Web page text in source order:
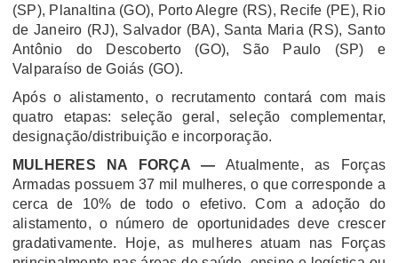
(SP), Planaltina (GO), Porto Alegre (RS), Recife (PE), Rio
de Janeiro (RJ), Salvador (BA), Santa Maria (RS), Santo
Antônio do Descoberto (GO), São Paulo (SP) e
Valparaíso de Goiás (GO).
Após o alistamento, o recrutamento contará com mais
quatro etapas: seleção geral, seleção complementar,
designação/distribuição e incorporação.
MULHERES NA FORÇA — Atualmente, as Forças
Armadas possuem 37 mil mulheres, o que corresponde a
cerca de 10% de todo o efetivo. Com a adoção do
alistamento, o número de oportunidades deve crescer
gradativamente. Hoje, as mulheres atuam nas Forças